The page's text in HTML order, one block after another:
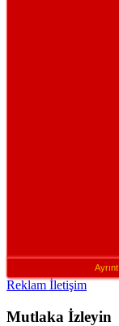
Reklam İletişim
Mutlaka İzleyin